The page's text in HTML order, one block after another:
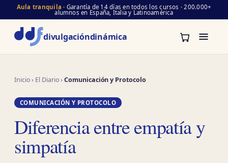
Aula tranquila · Garantía de 14 días en todos los cursos · 200.000+
alumnos en España, Italia y Latinoamérica
divulgacióndinámica
Inicio› El Diario›Comunicación y Protocolo
COMUNICACIÓN Y PROTOCOLO
Diferencia entre empatía y
simpatía